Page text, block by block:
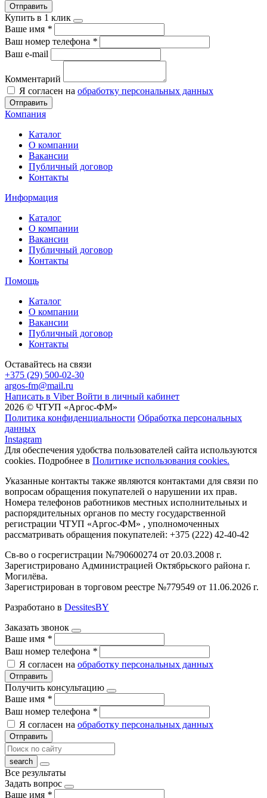
Отправить
Купить в 1 клик
Ваше имя *
Ваш номер телефона *
Ваш e-mail
Комментарий
Я согласен на обработку персональных данных
Отправить
Компания
Каталог
О компании
Вакансии
Публичный договор
Контакты
Информация
Каталог
О компании
Вакансии
Публичный договор
Контакты
Помощь
Каталог
О компании
Вакансии
Публичный договор
Контакты
Оставайтесь на связи
+375 (29) 500-02-30
argos-fm@mail.ru
Написать в Viber Войти в личный кабинет
2026 © ЧТУП «Аргос-ФМ»
Политика конфиденциальности Обработка персональных
данных
Instagram
Для обеспечения удобства пользователей сайта используются
cookies. Подробнее в Политике использования cookies.
Указанные контакты также являются контактами для связи по
вопросам обращения покупателей о нарушении их прав.
Номера телефонов работников местных исполнительных и
распорядительных органов по месту государственной
регистрации ЧТУП «Аргос-ФМ» , уполномоченных
рассматривать обращения покупателей: +375 (222) 42-40-42
Св-во о госрегистрации №790600274 от 20.03.2008 г.
Зарегистрировано Администрацией Октябрьского района г.
Могилёва.
Зарегистрирован в торговом реестре №779549 от 11.06.2026 г.
Разработано в DessitesBY
Заказать звонок
Ваше имя *
Ваш номер телефона *
Я согласен на обработку персональных данных
Отправить
Получить консультацию
Ваше имя *
Ваш номер телефона *
Я согласен на обработку персональных данных
Отправить
Все результаты
Задать вопрос
Ваше имя *